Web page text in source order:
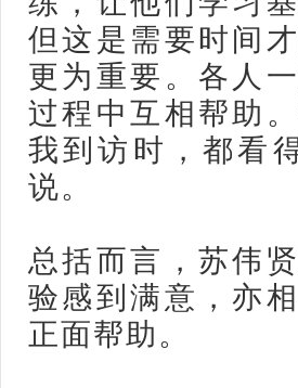
但这是需要时间
更为重要。各人
过程中互相帮助
我到访时，都看
说。
总括而言，苏伟
验感到满意，亦
正面帮助。